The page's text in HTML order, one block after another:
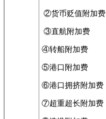
②货币贬值附加费
③直航附加费
④转船附加费
⑤港口附加费
⑥港口拥挤附加费
⑦超重超长附加费